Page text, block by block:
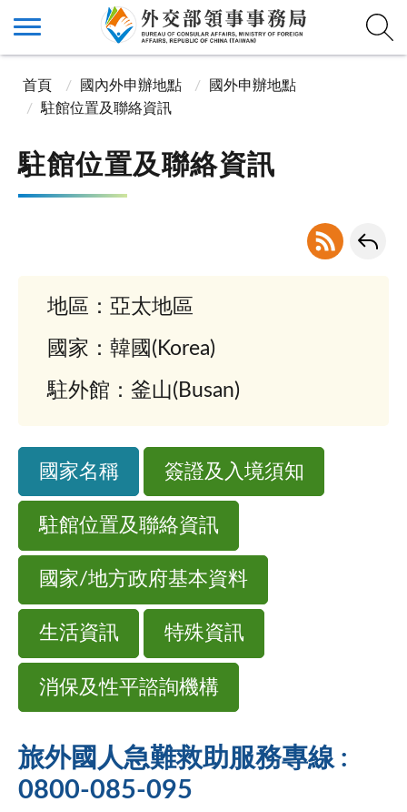
首頁 國內外申辦地點
國外申辦地點
駐館位置及聯絡資訊
駐館位置及聯絡資訊
地區：亞太地區
國家：韓國(Korea)
駐外館：釜山(Busan)
國家名稱 簽證及入境須知
駐館位置及聯絡資訊
國家/地方政府基本資料
生活資訊 特殊資訊
消保及性平諮詢機構
旅外國人急難救助服務專線 :
0800-085-095